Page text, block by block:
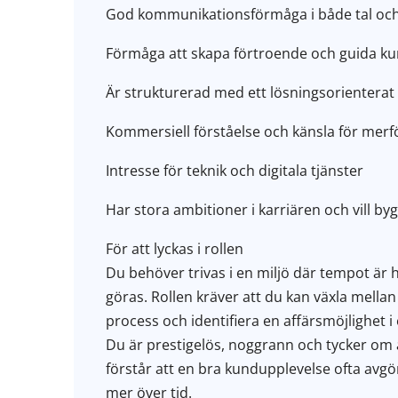
God kommunikationsförmåga i både tal
Förmåga att skapa förtroende och guida
Är strukturerad med ett
Kommersiell förståelse och känsla för
Intresse för teknik och digitala tjänster
Har stora ambitioner i karriären och vill
För att lyckas i rollen
Du behöver trivas i en miljö där tempot är
göras. Rollen kräver att du kan växla
process och identifiera en affärsmöjlighet i
Du är prestigelös, noggrann och tycker
förstår att en bra kundupplevelse ofta
mer över tid.